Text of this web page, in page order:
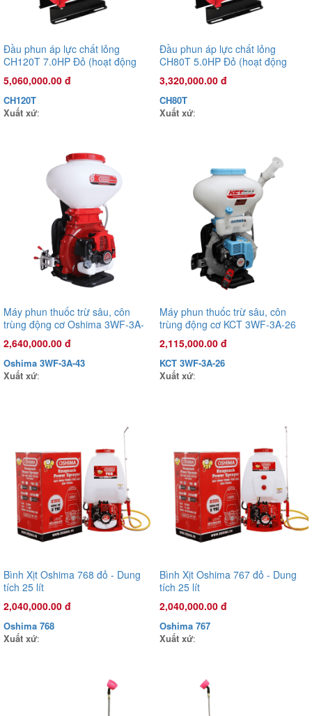
Đầu phun áp lực chất lỏng Oshima OS-35ST 1.0HP Xanh đậm
(hoạt động bằng sức kéo động cơ)
3,625,000.00 đ
OS35ST
Đầu phun áp lực chất lỏng
CH120T 7.0HP Đỏ (hoạt động
bằng sức kéo động cơ)
5,060,000.00 đ
CH120T
Xuất xứ:
Đầu phun áp lực chất lỏng
CH80T 5.0HP Đỏ (hoạt động
bằng sức kéo động cơ)
3,320,000.00 đ
CH80T
Xuất xứ:
Máy phun thuốc trừ sâu, côn
trùng động cơ Oshima 3WF-3A-
43 43cc Đỏ 2 thì (3 chức năng)
2,640,000.00 đ
Oshima 3WF-3A-43
Xuất xứ:
Máy phun thuốc trừ sâu, côn
trùng động cơ KCT 3WF-3A-26
41.5cc /2.13kW Xanh đậm 2 thì
(3 chức năng)
2,115,000.00 đ
KCT 3WF-3A-26
Xuất xứ:
Bình Xịt Oshima 768 đỏ - Dung
tích 25 lít
2,040,000.00 đ
Oshima 768
Xuất xứ:
Bình Xịt Oshima 767 đỏ - Dung
tích 25 lít
2,040,000.00 đ
Oshima 767
Xuất xứ: